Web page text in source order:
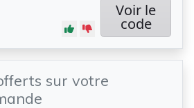
Voir le
code
sur votre